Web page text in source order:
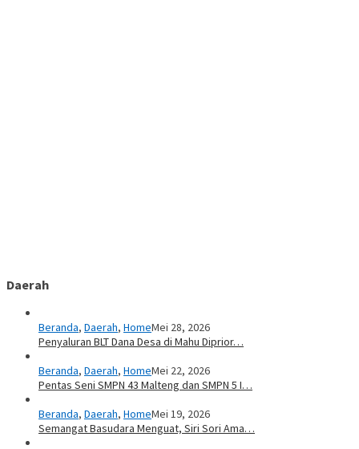
Daerah
Beranda, Daerah, HomeMei 28, 2026
Penyaluran BLT Dana Desa di Mahu Diprior…
Beranda, Daerah, HomeMei 22, 2026
Pentas Seni SMPN 43 Malteng dan SMPN 5 I…
Beranda, Daerah, HomeMei 19, 2026
Semangat Basudara Menguat, Siri Sori Ama…